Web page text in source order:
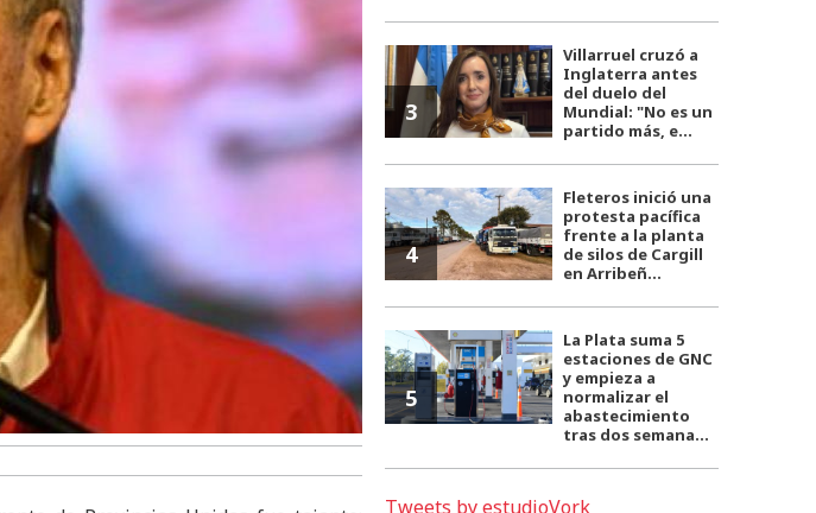
3
Villarruel cruzó a
Inglaterra antes
del duelo del
Mundial: "No es un
partido más, e...
4
Fleteros inició una
protesta pacífica
frente a la planta
de silos de Cargill
en Arribeñ...
5
La Plata suma 5
estaciones de GNC
y empieza a
normalizar el
abastecimiento
tras dos semana...
Tweets by estudioVork